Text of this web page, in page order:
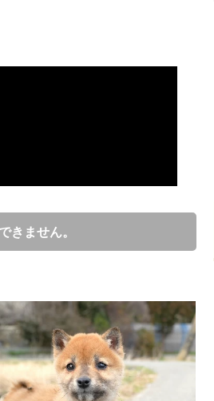
きません。